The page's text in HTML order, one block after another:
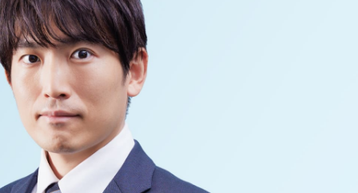
ンターテイン
事業再生・倒産
国際通商および経済安全保
海外法務
ホテル・レジャー・カジノ
教育・人材
政府・地方公共団体・公的
機関
アフリカ
ンコク
ャカルタ
マレーシア
ロンドン
ブリュッセル
パリ